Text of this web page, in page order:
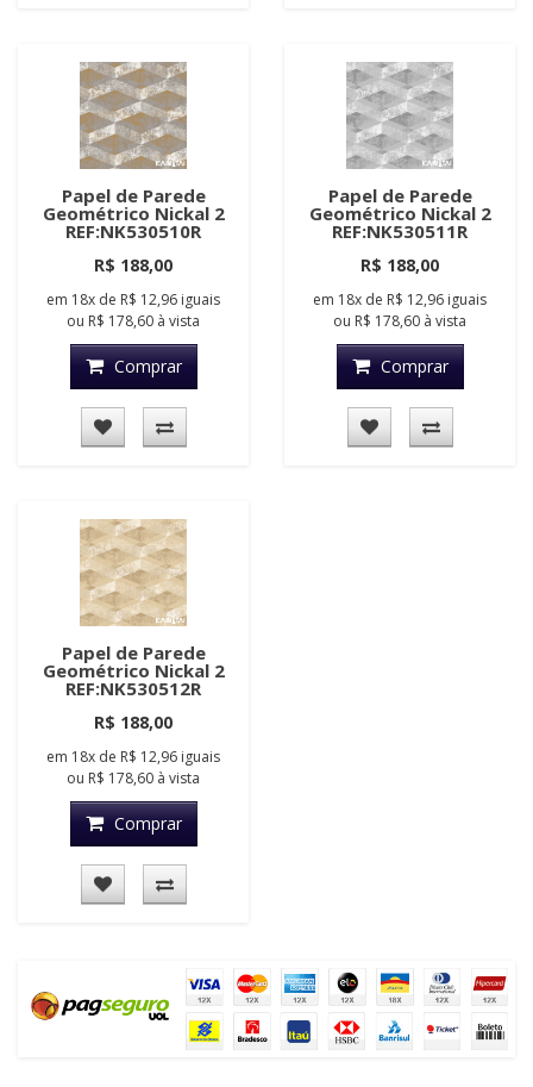
Papel de Parede
Geométrico Nickal 2
REF:NK530510R
R$ 188,00
em 18x de R$ 12,96 iguais
ou R$ 178,60 à vista
Comprar
Papel de Parede
Geométrico Nickal 2
REF:NK530511R
R$ 188,00
em 18x de R$ 12,96 iguais
ou R$ 178,60 à vista
Comprar
Papel de Parede
Geométrico Nickal 2
REF:NK530512R
R$ 188,00
em 18x de R$ 12,96 iguais
ou R$ 178,60 à vista
Comprar